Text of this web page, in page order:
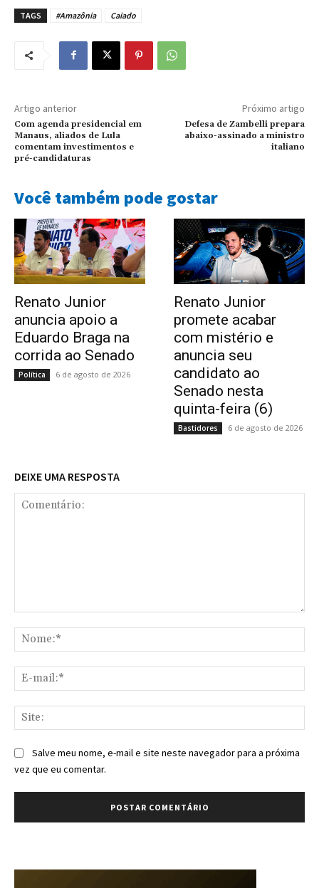
TAGS #Amazônia Caiado
Artigo anterior
Com agenda presidencial em
Manaus, aliados de Lula
comentam investimentos e
pré-candidaturas
Próximo artigo
Defesa de Zambelli prepara
abaixo-assinado a ministro
italiano
Você também pode gostar
Renato Junior
anuncia apoio a
Eduardo Braga na
corrida ao Senado
Política 6 de agosto de 2026
Renato Junior
promete acabar
com mistério e
anuncia seu
candidato ao
Senado nesta
quinta-feira (6)
Bastidores 6 de agosto de 2026
DEIXE UMA RESPOSTA
Salve meu nome, e-mail e site neste navegador para a próxima
vez que eu comentar.